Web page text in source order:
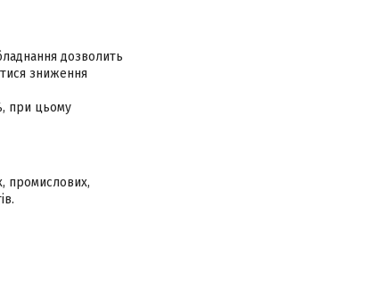
дозволить
зниження
при цьому
промислових,